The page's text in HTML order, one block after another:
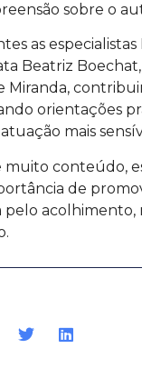
sobre o
as especialistas
Beatriz
Miranda,
orientações
mais
muito conteúdo,
de
acolhimento,